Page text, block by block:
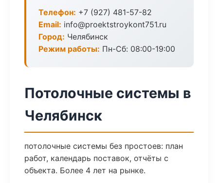
Телефон: +7 (927) 481-57-82
Email: info@proektstroykont751.ru
Город: Челябинск
Режим работы: Пн-Сб: 08:00-19:00
Потолочные системы в
Челябинск
потолочные системы без простоев: план
работ, календарь поставок, отчёты с
объекта. Более 4 лет на рынке.